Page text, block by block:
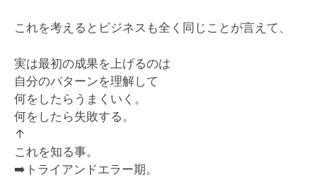
これを考えるとビジネスも全く同じことが言えて、
実は最初の成果を上げるのは
自分のパターンを理解して
何をしたらうまくいく。
何をしたら失敗する。
↑
これを知る事。
➡️ トライアンドエラー期。